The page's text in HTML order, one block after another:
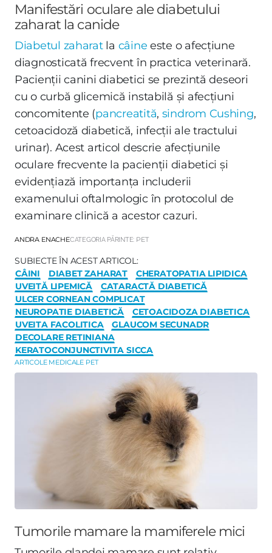
Manifestări oculare ale diabetului
zaharat la canide
Diabetul zaharatla câine este o afecțiune
diagnosticată frecvent în practica veterinară.
Pacienții canini diabetici se prezintă deseori
cu o curbă glicemică instabilă și afecțiuni
concomitente (pancreatită, sindrom Cushing,
cetoacidoză diabetică, infecții ale tractului
urinar). Acest articol descrie afecțiunile
oculare frecvente la pacienții diabetici și
evidențiază importanța includerii
examenului oftalmologic în protocolul de
examinare clinică a acestor cazuri.
ANDRA ENACHECATEGORIA PĂRINTE: PET
SUBIECTE ÎN ACEST ARTICOL:
CÂINI
DIABET ZAHARAT
CHERATOPATIA LIPIDICA
UVEITĂ LIPEMICĂ
CATARACTĂ DIABETICĂ
ULCER CORNEAN COMPLICAT
NEUROPATIE DIABETICĂ
CETOACIDOZA DIABETICA
UVEITA FACOLITICA
GLAUCOM SECUNADR
DECOLARE RETINIANA
KERATOCONJUNCTIVITA SICCA
ARTICOLE MEDICALE PET
Tumorile mamare la mamiferele mici